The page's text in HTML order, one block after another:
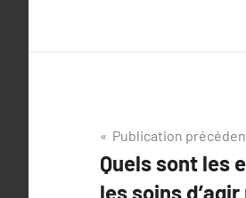
Navigation
de
Publication
Quels sont les
les soins